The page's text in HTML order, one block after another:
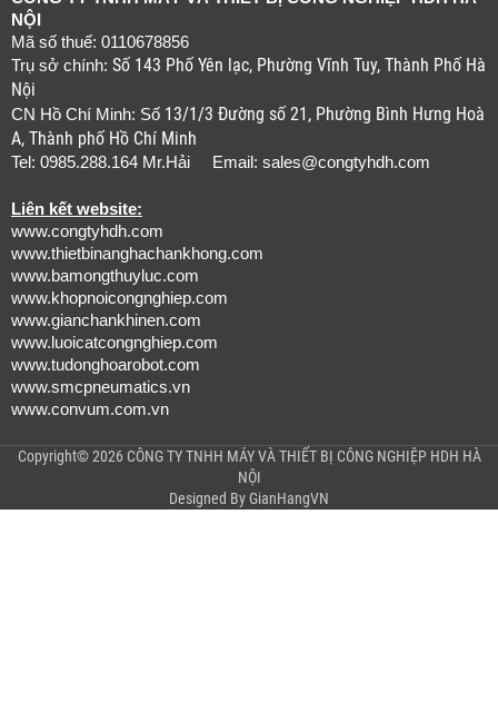
NỘI
Mã số thuế: 0110678856
Trụ sở chính: Số 143 Phố Yên lạc, Phường Vĩnh Tuy, Thành Phố Hà
Nội
CN Hồ Chí Minh: Số 13/1/3 Đường số 21, Phường Bình Hưng Hoà
A, Thành phố Hồ Chí Minh
Tel: 0985.288.164 Mr.Hải Email: sales@congtyhdh.com
Liên kết website:
www.congtyhdh.com
www.thietbinanghachankhong.com
www.bamongthuyluc.com
www.khopnoicongnghiep.com
www.gianchankhinen.com
www.luoicatcongnghiep.com
www.tudonghoarobot.com
www.smcpneumatics.vn
www.convum.com.vn
Copyright© 2026 CÔNG TY TNHH MÁY VÀ THIẾT BỊ CÔNG NGHIỆP HDH HÀ
NỘI
Designed By GianHangVN